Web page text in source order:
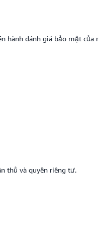
hành đánh giá bảo mật của
thủ và quyền riêng tư.